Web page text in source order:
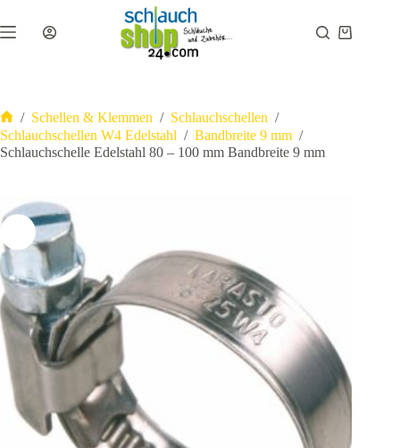
Inhalt
springen
Warenkorb
Start
/ Schellen & Klemmen / Schlauchschellen /
Schlauchschellen W4 Edelstahl / Bandbreite 9 mm /
Schlauchschelle Edelstahl 80 – 100 mm Bandbreite 9 mm